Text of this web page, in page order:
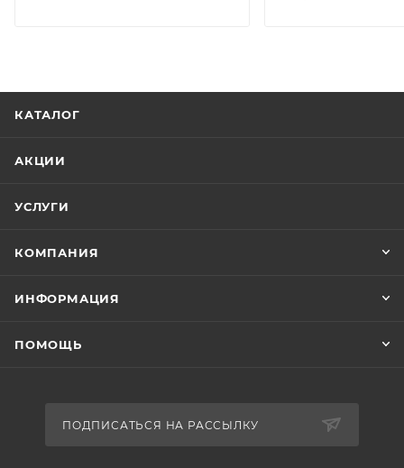
КАТАЛОГ
АКЦИИ
УСЛУГИ
КОМПАНИЯ
ИНФОРМАЦИЯ
ПОМОЩЬ
ПОДПИСАТЬСЯ НА РАССЫЛКУ